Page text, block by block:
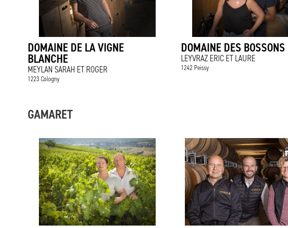
DOMAINE DE LA VIGNE
BLANCHE
MEYLAN SARAH ET ROGER
1223 Cologny
DOMAINE DES BOSSONS
LEYVRAZ ERIC ET LAURE
1242 Peissy
GAMARET